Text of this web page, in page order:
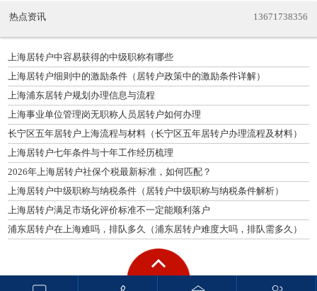
热点资讯 13671738356
上海居转户中容易获得的中级职称有哪些
上海居转户细则中的激励条件（居转户政策中的激励条件详解）
上海浦东居转户规划办理信息与流程
上海事业单位管理岗无职称人员居转户如何办理
长宁区五年居转户上海流程与材料（长宁区五年居转户办理流程及材料）
上海居转户七年条件与十年工作经历梳理
2026年上海居转户社保个税最新标准，如何匹配？
上海居转户中级职称与纳税条件（居转户中级职称与纳税条件解析）
上海居转户满足市场化评价标准不一定能顺利落户
浦东居转户在上海难吗，排队多久（浦东居转户难度大吗，排队需多久）